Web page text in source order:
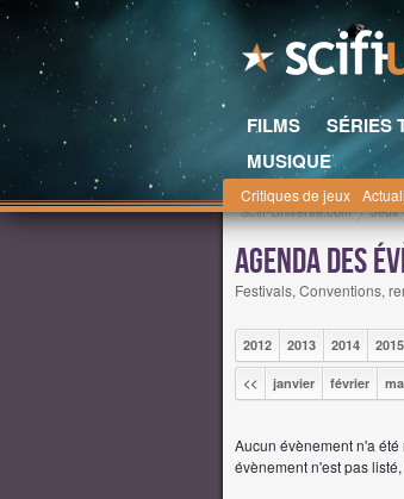
FILMS SÉRIES
MUSIQUE
Critiques de jeux
Scifi-Universe.com Jeux
Agenda des
Festivals, Conventions,
2012 2013 2014 2015
<< janvier février
Aucun évènement n'a
évènement n'est pas